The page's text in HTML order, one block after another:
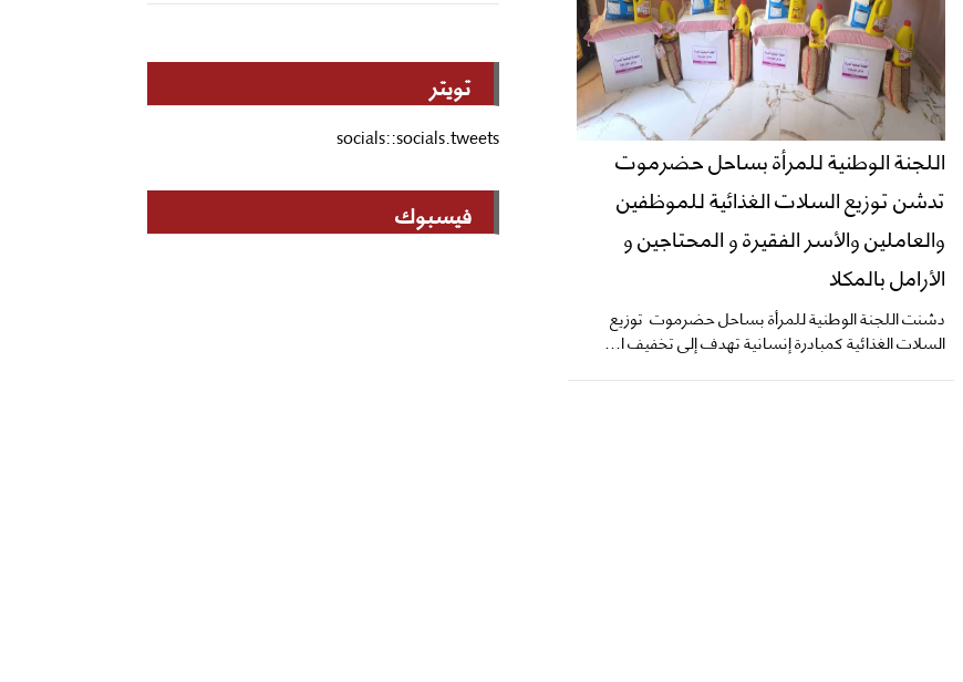
اللجنة الوطنية للمرأة بساحل حضرموت
تدشن توزيع السلات الغذائية للموظفين
والعاملين والأسر الفقيرة و المحتاجين و
الأرامل بالمكلا
دشنت اللجنة الوطنية للمرأة بساحل حضرموت توزيع
السلات الغذائية كمبادرة إنسانية تهدف إلى تخفيف ا...
تويتر
socials::socials.tweets
فيسبوك